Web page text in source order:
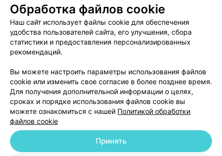
Пользовательское соглашение
Способы оплаты
Вакансии
Партнеры
Написать руководителю 103.by
Обработка персональных данных
© 2026 ООО «Артокс Лаб», УНП 191700409
| 220012, Республика Беларусь,
Обработка файлов cookie
Наш сайт использует файлы cookie для обеспечения
удобства пользователей сайта, его улучшения, сбора
статистики и предоставления персонализированных
рекомендаций.
Вы можете настроить параметры использования файлов
cookie или изменить свое согласие в более позднее время.
Для получения дополнительной информации о целях,
сроках и порядке использования файлов cookie вы
можете ознакомиться с нашей Политикой обработки
файлов cookie
Принять